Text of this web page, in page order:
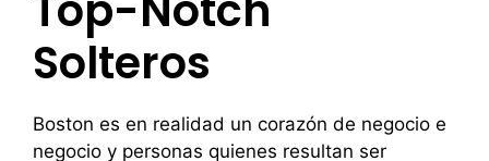
Solteros
Boston es en realidad un corazón de negocio e
negocio y personas quienes resultan ser